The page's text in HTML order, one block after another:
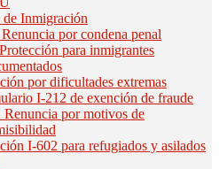
de Inmigración
por condena penal
para inmigrantes
por dificultades extremas
I-212 de exención de fraude
Renuncia por motivos de
I-602 para refugiados y asilados